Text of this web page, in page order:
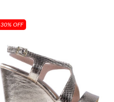
30% OFF